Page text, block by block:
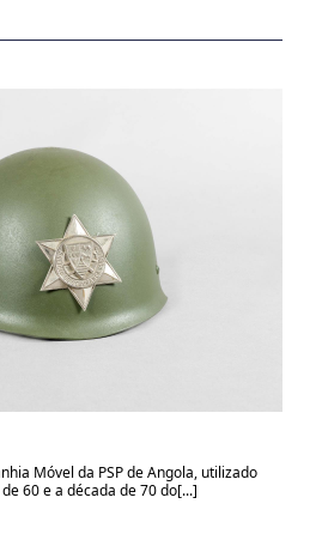
Móvel da PSP de Angola, utilizado
60 e a década de 70 do[...]